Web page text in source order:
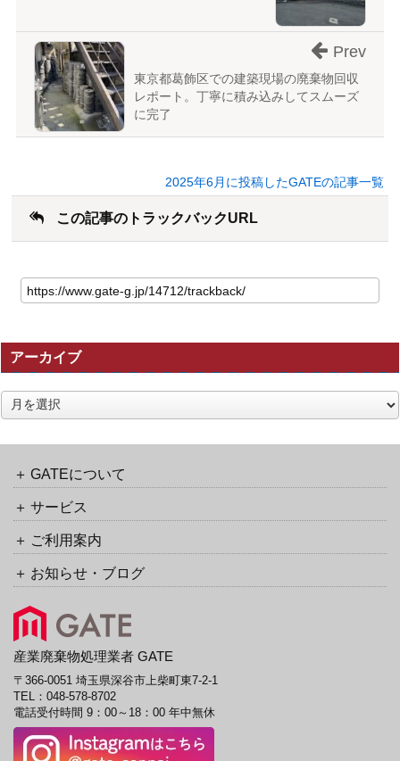
東京都葛飾区での建築現場の廃棄物回収
レポート。丁寧に積み込みしてスムーズ
に完了
Prev
2025年6月に投稿したGATEの記事一覧
この記事のトラックバックURL
の
記
の
ト
ラ
ッ
ク
ッ
URL
アーカイブ
ア
ー
GATEについて
サービス
ご利用案内
お知らせ・ブログ
産業廃棄物処理業者 GATE
〒366-0051 埼玉県深谷市上柴町東7-2-1
TEL： 048-578-8702
電話受付時間 9：00～18：00 年中無休